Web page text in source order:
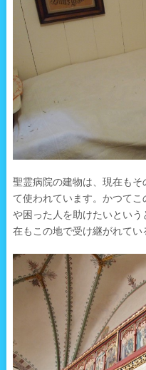
聖霊病院の建物は、現在も
て使われています。かつて
や困った人を助けたいとい
在もこの地で受け継がれてい